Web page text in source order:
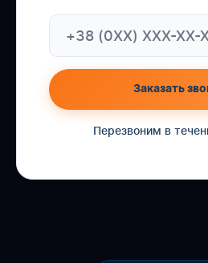
Заказать
Перезвоним в